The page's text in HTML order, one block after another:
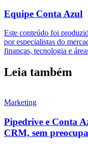
Equipe Conta Azul
Este conteúdo foi
por especialistas do
finanças, tecnologia e
Leia também
Marketing
Pipedrive e Conta
CRM, sem